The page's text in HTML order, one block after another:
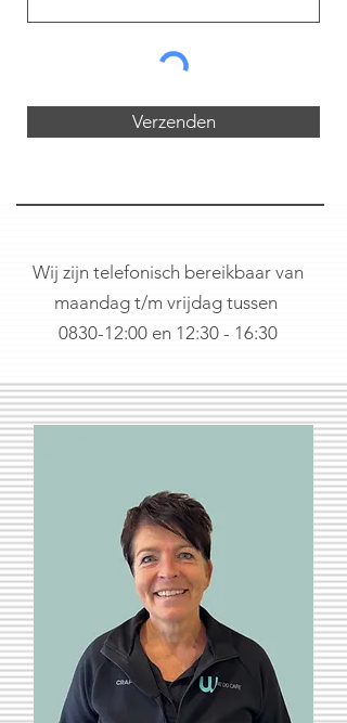
Verzenden
Wij zijn telefonisch bereikbaar van
maandag t/m vrijdag tussen
0830-12:00 en 12:30 - 16:30